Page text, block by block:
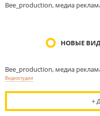
Bee_production, медиа
НОВЫЕ
Bee_production, медиа
Видеостудии
+